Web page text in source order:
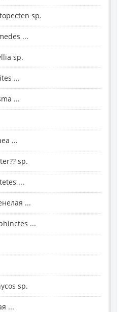
sp.
...
sp.
...
...
...
sp.
...
...
...
sp.
...